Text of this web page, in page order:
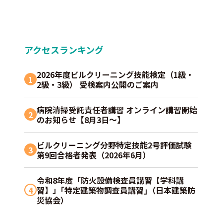
アクセスランキング
1 2026年度ビルクリーニング技能検定（1級・
2級・3級） 受検案内公開のご案内
2 病院清掃受託責任者講習 オンライン講習開始
のお知らせ【8月3日～】
3 ビルクリーニング分野特定技能2号評価試験
第9回合格者発表（2026年6月）
4
令和8年度「防火設備検査員講習【学科講
習】」｢特定建築物調査員講習｣（日本建築防
災協会）